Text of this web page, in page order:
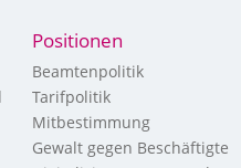
Positionen
Beamtenpolitik
Tarifpolitik
Mitbestimmung
Gewalt gegen Beschäftigte